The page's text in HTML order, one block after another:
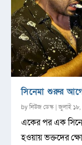
সিনেমা শুরুর
byনিউজ ডেস্ক |জুলাই
একের পর এক
হওয়ায় ভক্তদের